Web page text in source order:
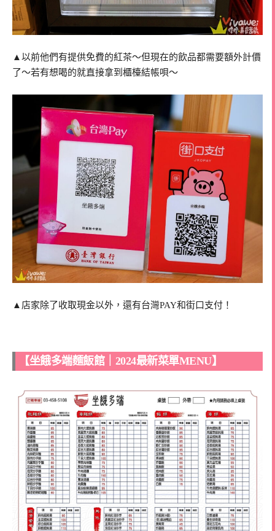
▲以前他們有提供免費的紅茶～但現在的飲品都需要額外計價
了～若有想喝的就直接拿到櫃檯結帳唄～
▲店家除了收取現金以外，還有台灣PAY和街口支付！
【坐餓多端麵飯館｜2024最新菜單MENU】